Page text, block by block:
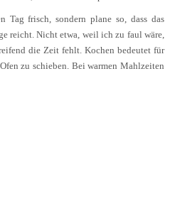
Tag frisch, sondern plane so, dass das
reicht. Nicht etwa, weil ich zu faul wäre,
die Zeit fehlt. Kochen bedeutet für
zu schieben. Bei warmen Mahlzeiten